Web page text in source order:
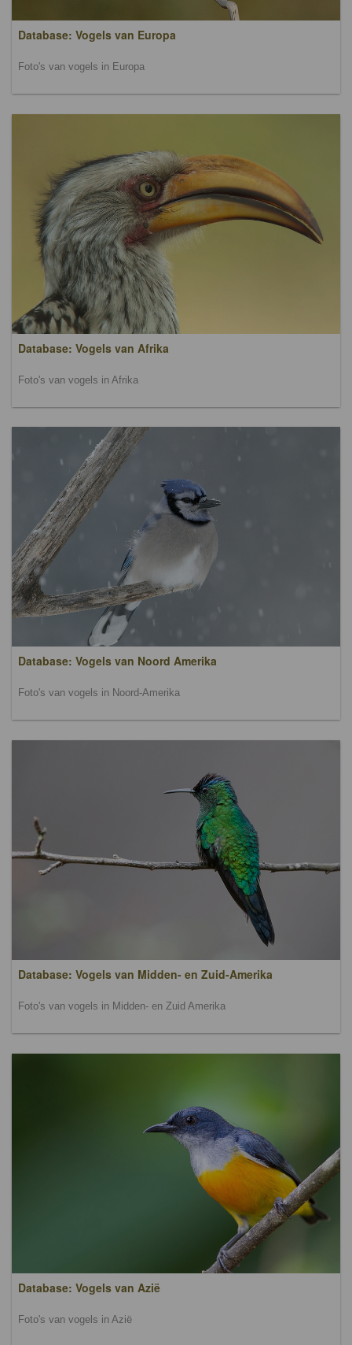
Database: Vogels van Europa
Foto's van vogels in Europa
Database: Vogels van Afrika
Foto's van vogels in Afrika
Database: Vogels van Noord Amerika
Foto's van vogels in Noord-Amerika
Database: Vogels van Midden- en Zuid-Amerika
Foto's van vogels in Midden- en Zuid Amerika
Database: Vogels van Azië
Foto's van vogels in Azië